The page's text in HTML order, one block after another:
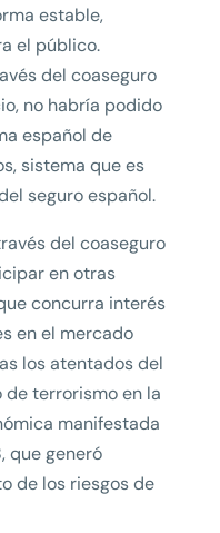
estable,
el público.
del coaseguro
no habría podido
español de
sistema que es
seguro español.
del coaseguro
en otras
concurra interés
en el mercado
los atentados del
de terrorismo en la
manifestada
que generó
de los riesgos de